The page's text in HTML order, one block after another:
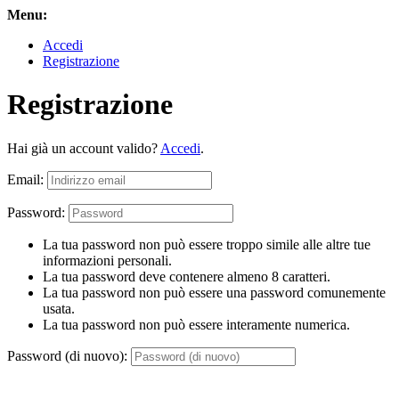
Menu:
Accedi
Registrazione
Registrazione
Hai già un account valido? Accedi.
Email:
Password:
La tua password non può essere troppo simile alle altre tue
informazioni personali.
La tua password deve contenere almeno 8 caratteri.
La tua password non può essere una password comunemente
usata.
La tua password non può essere interamente numerica.
Password (di nuovo):